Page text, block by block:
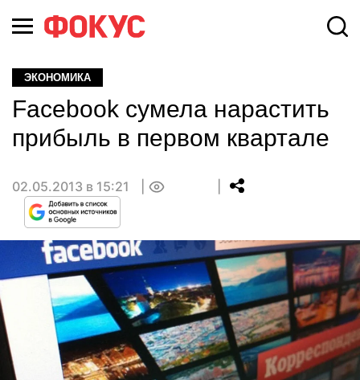
ЭКОНОМИКА
Facebook сумела нарастить
прибыль в первом квартале
02.05.2013 в 15:21